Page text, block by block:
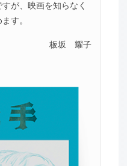
が、映画を知らなく
す。
板坂 耀子